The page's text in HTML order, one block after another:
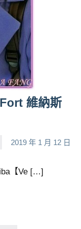
維納斯
2019 年 1 月 12 日
【Ve […]